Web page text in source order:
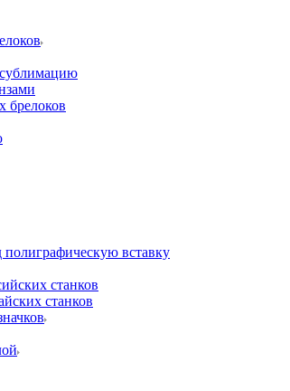
сублимацию
брелоков
вставку
станков
станков